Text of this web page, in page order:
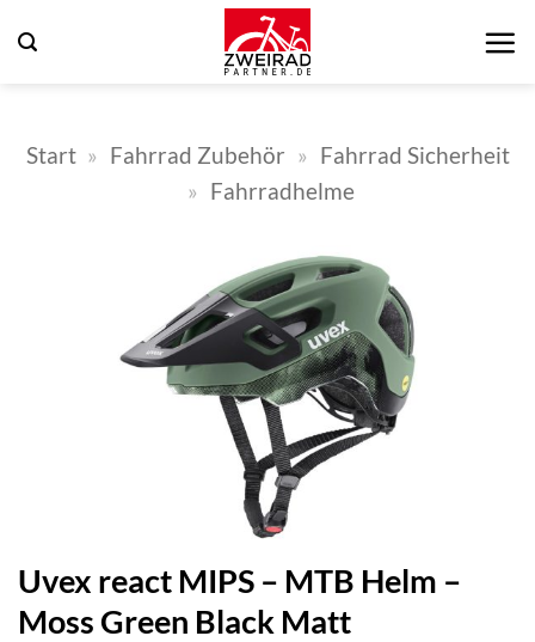
Inhalt
Start » Fahrrad Zubehör » Fahrrad Sicherheit
» Fahrradhelme
Uvex react MIPS – MTB Helm –
Moss Green Black Matt